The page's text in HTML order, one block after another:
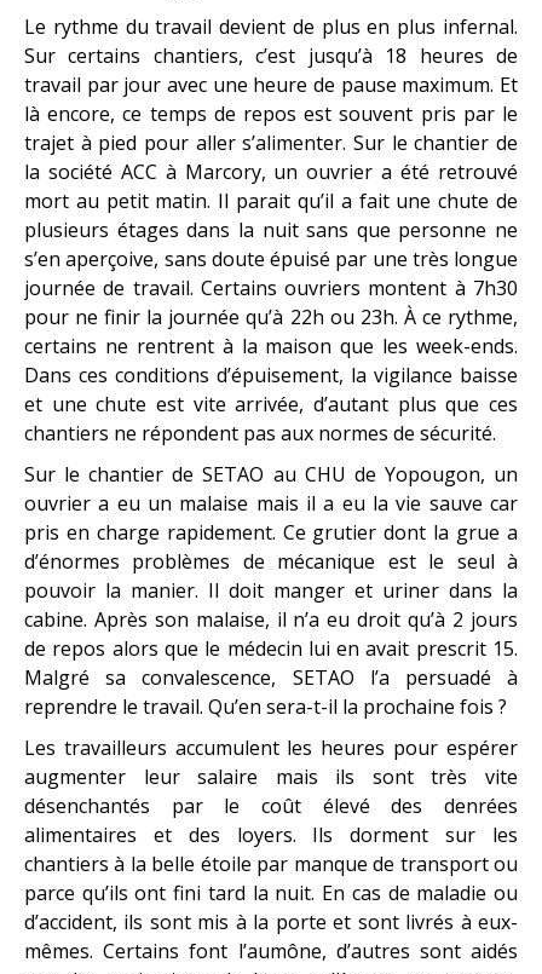
Le rythme du travail devient de plus en plus infernal.
Sur certains chantiers, c’est jusqu’à 18 heures de
travail par jour avec une heure de pause maximum. Et
là encore, ce temps de repos est souvent pris par le
trajet à pied pour aller s’alimenter. Sur le chantier de
la société ACC à Marcory, un ouvrier a été retrouvé
mort au petit matin. Il parait qu’il a fait une chute de
plusieurs étages dans la nuit sans que personne ne
s’en aperçoive, sans doute épuisé par une très longue
journée de travail. Certains ouvriers montent à 7h30
pour ne finir la journée qu’à 22h ou 23h. À ce rythme,
certains ne rentrent à la maison que les week-ends.
Dans ces conditions d’épuisement, la vigilance baisse
et une chute est vite arrivée, d’autant plus que ces
chantiers ne répondent pas aux normes de sécurité.
Sur le chantier de SETAO au CHU de Yopougon, un
ouvrier a eu un malaise mais il a eu la vie sauve car
pris en charge rapidement. Ce grutier dont la grue a
d’énormes problèmes de mécanique est le seul à
pouvoir la manier. Il doit manger et uriner dans la
cabine. Après son malaise, il n’a eu droit qu’à 2 jours
de repos alors que le médecin lui en avait prescrit 15.
Malgré sa convalescence, SETAO l’a persuadé à
reprendre le travail. Qu’en sera-t-il la prochaine fois ?
Les travailleurs accumulent les heures pour espérer
augmenter leur salaire mais ils sont très vite
désenchantés par le coût élevé des denrées
alimentaires et des loyers. Ils dorment sur les
chantiers à la belle étoile par manque de transport ou
parce qu’ils ont fini tard la nuit. En cas de maladie ou
d’accident, ils sont mis à la porte et sont livrés à eux-
mêmes. Certains font l’aumône, d’autres sont aidés